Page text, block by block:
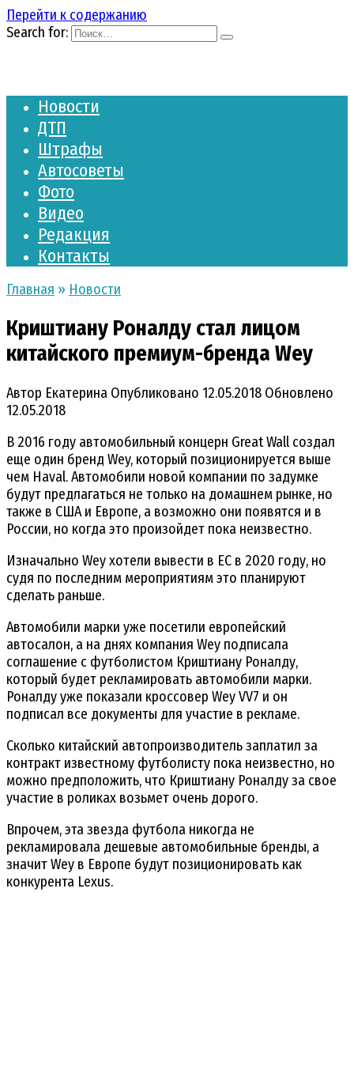
Перейти к содержанию
Search for:
Новости
ДТП
Штрафы
Автосоветы
Фото
Видео
Редакция
Контакты
Главная » Новости
Криштиану Роналду стал лицом
китайского премиум-бренда Wey
Автор Екатерина Опубликовано 12.05.2018 Обновлено
12.05.2018
В 2016 году автомобильный концерн Great Wall создал
еще один бренд Wey, который позиционируется выше
чем Haval.Автомобили новой компании по задумке
будут предлагаться не только на домашнем рынке, но
также в США и Европе, а возможно они появятся и в
России, но когда это произойдет пока неизвестно.
Изначально Wey хотели вывести в ЕС в 2020 году, но
судя по последним мероприятиям это планируют
сделать раньше.
Автомобили марки уже посетили европейский
автосалон, а на днях компания Wey подписала
соглашение с футболистом Криштиану Роналду,
который будет рекламировать автомобили марки.
Роналду уже показали кроссовер Wey VV7 и он
подписал все документы для участие в рекламе.
Сколько китайский автопроизводитель заплатил за
контракт известному футболисту пока неизвестно, но
можно предположить, что Криштиану Роналду за свое
участие в роликах возьмет очень дорого.
Впрочем, эта звезда футбола никогда не
рекламировала дешевые автомобильные бренды, а
значит Wey в Европе будут позиционировать как
конкурента Lexus.